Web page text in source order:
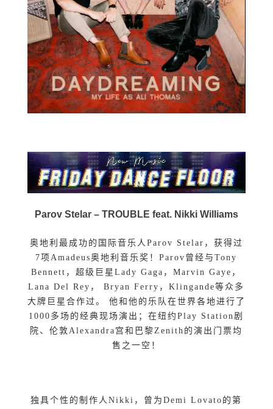
Parov Stelar – TROUBLE feat. Nikki Williams
奥地利最成功的国际音乐人Parov Stelar，获得过
7项Amadeus奥地利音乐奖！Parov曾经与Tony
Bennett，超级巨星Lady Gaga，Marvin Gaye，
Lana Del Rey， Bryan Ferry，Klingande等众多
大牌巨星合作过。 他和他的乐队在世界各地进行了
1000多场的经典现场演出；在纽约Play Station剧
院、伦敦Alexandra宫和巴黎Zenith的演出门票均
售之一空！
独具个性的制作人Nikki，曾为Demi Lovato的第